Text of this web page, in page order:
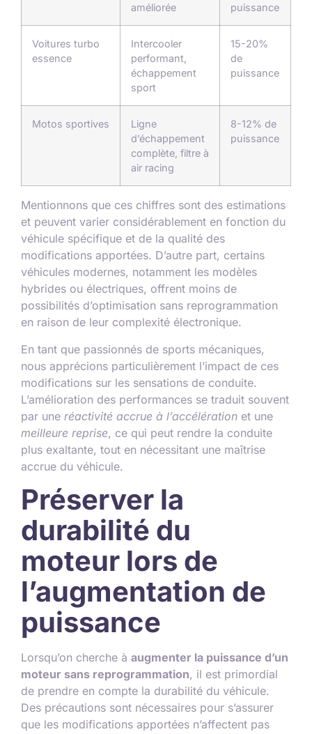
améliorée
puissance
Voitures turbo
essence
Intercooler
performant,
échappement
sport
15-20%
de
puissance
Motos sportives
Ligne
d’échappement
complète, filtre à
air racing
8-12% de
puissance
Mentionnons que ces chiffres sont des estimations
et peuvent varier considérablement en fonction du
véhicule spécifique et de la qualité des
modifications apportées. D’autre part, certains
véhicules modernes, notamment les modèles
hybrides ou électriques, offrent moins de
possibilités d’optimisation sans reprogrammation
en raison de leur complexité électronique.
En tant que passionnés de sports mécaniques,
nous apprécions particulièrement l’impact de ces
modifications sur les sensations de conduite.
L’amélioration des performances se traduit souvent
par une réactivité accrue à l’accélération et une
meilleure reprise, ce qui peut rendre la conduite
plus exaltante, tout en nécessitant une maîtrise
accrue du véhicule.
Préserver la
durabilité du
moteur lors de
l’augmentation de
puissance
Lorsqu’on cherche à augmenter la puissance d’un
moteur sans reprogrammation, il est primordial
de prendre en compte la durabilité du véhicule.
Des précautions sont nécessaires pour s’assurer
que les modifications apportées n’affectent pas